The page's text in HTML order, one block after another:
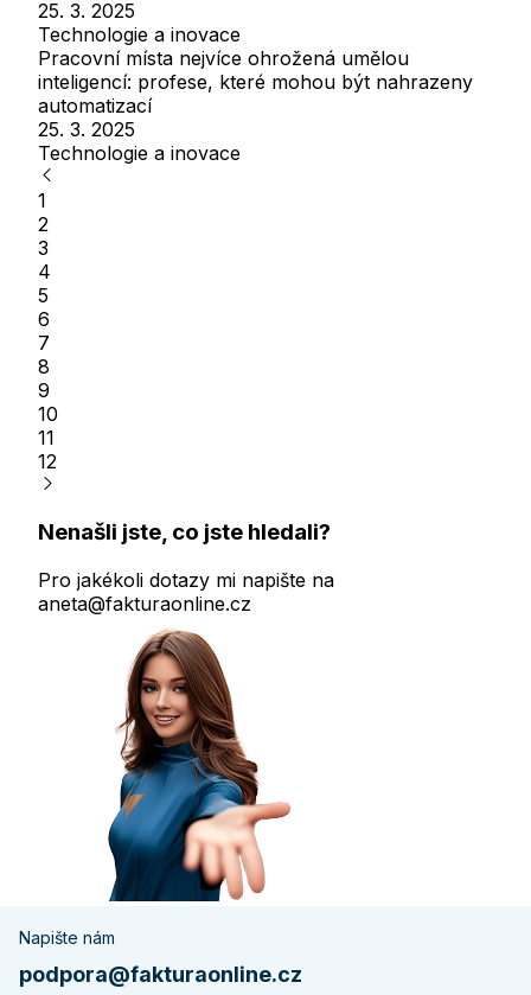
25. 3. 2025
Technologie a inovace
Pracovní místa nejvíce ohrožená umělou
inteligencí: profese, které mohou být nahrazeny
automatizací
25. 3. 2025
Technologie a inovace
1
2
3
4
5
6
7
8
9
10
11
12
Nenašli jste, co jste hledali?
Pro jakékoli dotazy mi napište na
aneta@fakturaonline.cz
Napište nám
podpora@fakturaonline.cz